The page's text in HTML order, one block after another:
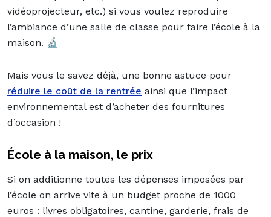
vidéoprojecteur, etc.) si vous voulez reproduire
l’ambiance d’une salle de classe pour faire l’école à la
maison. 🔬
Mais vous le savez déjà, une bonne astuce pour
réduire le coût de la rentrée ainsi que l’impact
environnemental est d’acheter des fournitures
d’occasion !
École à la maison, le prix
Si on additionne toutes les dépenses imposées par
l’école on arrive vite à un budget proche de 1000
euros : livres obligatoires, cantine, garderie, frais de